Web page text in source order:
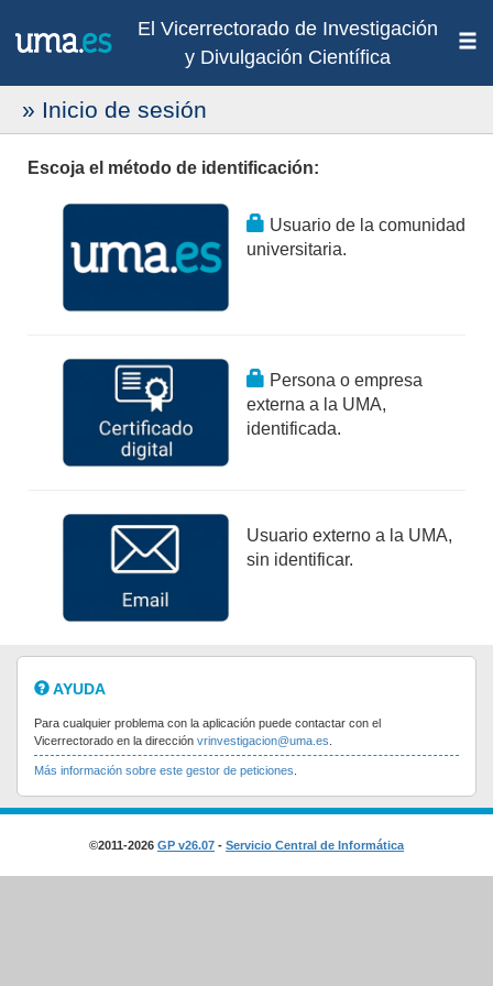
El Vicerrectorado de Investigación
y Divulgación Científica
» Inicio de sesión
Escoja el método de identificación:
Usuario de la comunidad
universitaria.
Persona o empresa
externa a la UMA,
identificada.
Usuario externo a la UMA,
sin identificar.
AYUDA
Para cualquier problema con la aplicación puede contactar con el
Vicerrectorado en la dirección vrinvestigacion@uma.es
Más información sobre este gestor de peticiones
©2011-2026 GP v26.07 - Servicio Central de Informática